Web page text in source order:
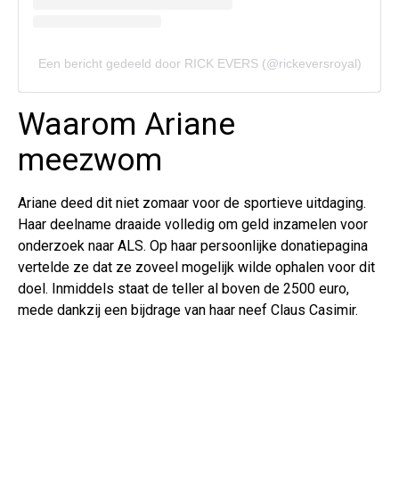
Een bericht gedeeld door RICK EVERS (@rickeversroyal)
Waarom Ariane
meezwom
Ariane deed dit niet zomaar voor de sportieve uitdaging.
Haar deelname draaide volledig om geld inzamelen voor
onderzoek naar ALS. Op haar persoonlijke donatiepagina
vertelde ze dat ze zoveel mogelijk wilde ophalen voor dit
doel. Inmiddels staat de teller al boven de 2500 euro,
mede dankzij een bijdrage van haar neef Claus Casimir.